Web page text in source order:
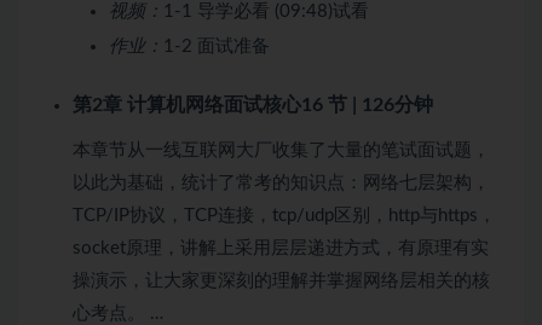
视频： 1-1 导学必看 (09:48)试看
作业： 1-2 面试准备
第2章 计算机网络面试核心16 节 | 126分钟
本章节从一线互联网大厂收集了大量的笔试面试题，
以此为基础，统计了常考的知识点：网络七层架构，
TCP/IP协议，TCP连接，tcp/udp区别，http与https，
socket原理，讲解上采用层层递进方式，有原理有实
操演示，让大家更深刻的理解并掌握网络层相关的核
心考点。 …